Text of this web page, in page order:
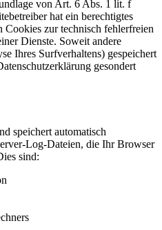
von Art. 6 Abs. 1 lit. f
hat ein berechtigtes
Cookies zur technisch fehlerfreien
Dienste. Soweit andere
Ihres Surfverhaltens) gespeichert
gesondert
speichert automatisch
Log-Dateien, die Ihr Browser
sind: